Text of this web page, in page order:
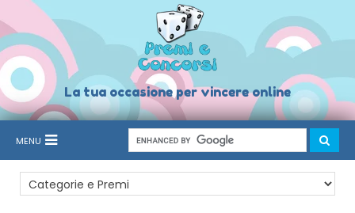
La tua occasione per vincere online
MENU